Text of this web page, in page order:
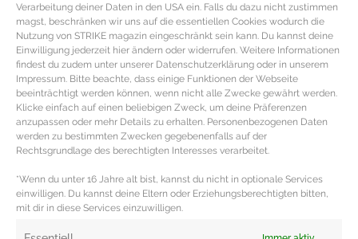
Verarbeitung deiner Daten in den USA ein. Falls du dazu nicht zustimmen
magst, beschränken wir uns auf die essentiellen Cookies wodurch die
Nutzung von STRIKE magazin eingeschränkt sein kann. Du kannst deine
Einwilligung jederzeit hier ändern oder widerrufen. Weitere Informationen
findest du zudem unter unserer Datenschutzerklärung oder in unserem
Impressum. Bitte beachte, dass einige Funktionen der Webseite
beeinträchtigt werden können, wenn nicht alle Zwecke gewährt werden.
Klicke einfach auf einen beliebigen Zweck, um deine Präferenzen
anzupassen oder mehr Details zu erhalten. Personenbezogenen Daten
werden zu bestimmten Zwecken gegebenenfalls auf der
Rechtsgrundlage des berechtigten Interesses verarbeitet.
*Wenn du unter 16 Jahre alt bist, kannst du nicht in optionale Services
einwilligen. Du kannst deine Eltern oder Erziehungsberechtigten bitten,
mit dir in diese Services einzuwilligen.
Lizenz zum Zeitmessen – Die besten
Armbanduhren von James Bond
Film Auch wenn der Filmstart des neuen James Bond
Streifens pandemiebedingt